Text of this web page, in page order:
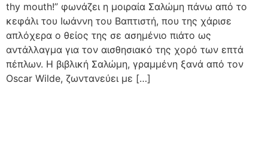
thy mouth!” φωνάζει η μοιραία Σαλώμη πάνω από το
κεφάλι του Ιωάννη του Βαπτιστή, που της χάρισε
απλόχερα ο θείος της σε ασημένιο πιάτο ως
αντάλλαγμα για τον αισθησιακό της χορό των επτά
πέπλων. Η βιβλική Σαλώμη, γραμμένη ξανά από τον
Oscar Wilde, ζωντανεύει με […]